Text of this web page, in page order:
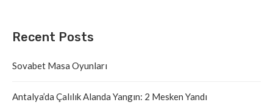
Recent Posts
Sovabet Masa Oyunları
Antalya’da Çalılık Alanda Yangın: 2 Mesken Yandı